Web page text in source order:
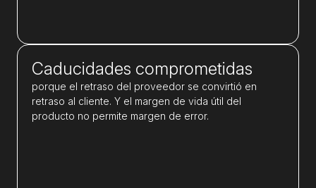
Caducidades comprometidas
porque el retraso del proveedor se convirtió en
retraso al cliente. Y el margen de vida útil del
producto no permite margen de error.